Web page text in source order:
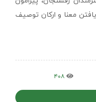
معنا و ارکان توصیف
۴۰۸